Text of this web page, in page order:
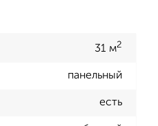
31 м2
панельный
есть